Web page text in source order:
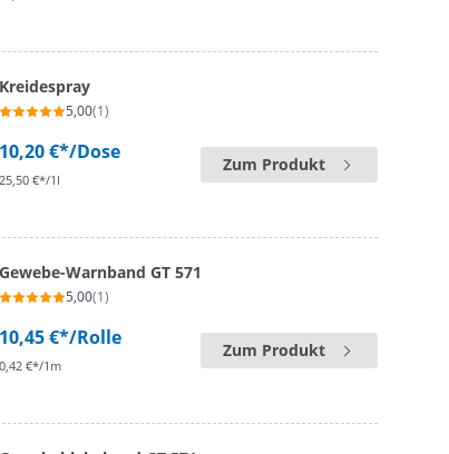
Kreidespray
5,00(1)
10,20 €*/Dose
25,50 €*/1l
Zum Produkt
Gewebe-Warnband GT 571
5,00(1)
10,45 €*/Rolle
0,42 €*/1m
Zum Produkt